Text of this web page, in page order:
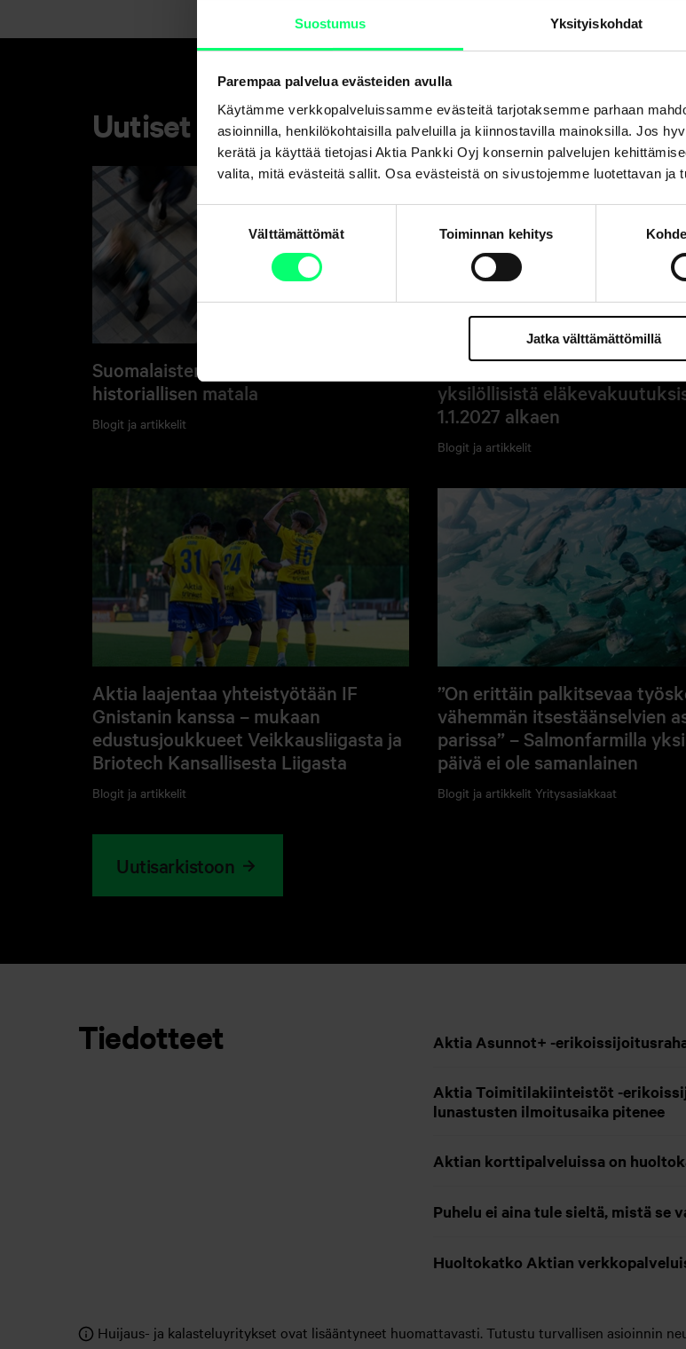
Suostumus Yksityiskohdat
Parempaa palvelua evästeiden avulla
Käytämme verkkopalveluissamme evästeitä tarjotaksemme parhaan
asioinnilla, henkilökohtaisilla palveluilla ja kiinnostavilla mainoksilla. Jos
kerätä ja käyttää tietojasi Aktia Pankki Oyj konsernin palvelujen
valita, mitä evästeitä sallit. Osa evästeistä on sivustojemme luotettavan ja
Välttämättömät Toiminnan kehitys
Jatka välttämättömillä
Uutiset
Suomalaisten velka-aste on
historiallisen matala
Blogit ja artikkelit
Verovähennysoikeus poistuu
yksilöllisistä
1.1.2027 alkaen
Blogit ja artikkelit
Aktia laajentaa yhteistyötään IF
Gnistanin kanssa – mukaan
edustusjoukkueet Veikkausliigasta ja
Briotech Kansallisesta Liigasta
Blogit ja artikkelit
”On erittäin palkitsevaa
vähemmän itsestäänselvien
parissa” – Salmonfarmilla
päivä ei ole samanlainen
Blogit ja artikkelit Yritysasiakkaat
Uutisarkistoon
Tiedotteet Aktia Asunnot+ -
Aktia Toimitilakiinteistöt -
lunastusten ilmoitusaika pitenee
Aktian korttipalveluissa on
Puhelu ei aina tule sieltä, mistä se
Huoltokatko Aktian
Huijaus- ja kalasteluyritykset ovat lisääntyneet huomattavasti. Tutustu turvallisen asioinnin